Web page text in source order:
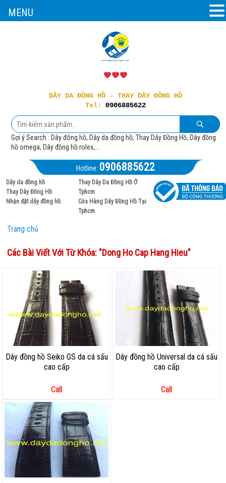
DÂY DA ĐỒNG HỒ - THAY DÂY ĐỒNG HỒ
Tel: 0906885622
Gợi ý Search : Dây đông hồ, Dây da đồng hồ, Thay Dây Đồng Hồ, Dây đồng
hồ omega, Dây đồng hồ rolex,...
Hotline: 0906885622
Dây da đồng hồ
Thay Dây Đồng Hồ
Nhận đặt dây đồng hồ
Thay Dây Da Đồng Hồ Ở
Tphcm
Cửa Hàng Dây Đồng Hồ Tại
Tphcm
Trang chủ
Các Bài Viết Với Từ Khóa: "Dong Ho Cap Hang Hieu"
Dây đồng hồ Seiko GS da cá sấu
cao cấp
Call
Dây đồng hồ Universal da cá sấu
cao cấp
Call
MENU